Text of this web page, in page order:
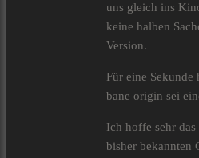
uns gleich ins
keine halben
Version.
Für eine Sekunde
bane origin sei
Ich hoffe sehr
bisher bekannten